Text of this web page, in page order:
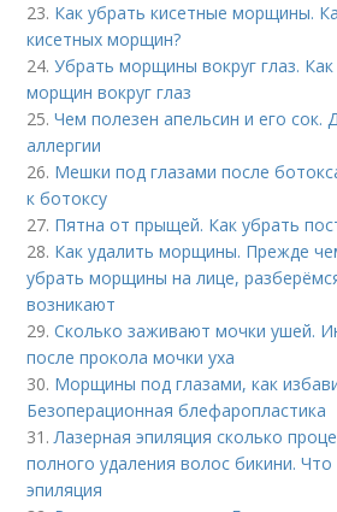
23. Как убрать кисетные морщины.
кисетных морщин?
24.Убрать морщины вокруг глаз.
морщин вокруг глаз
25.Чем полезен апельсин и его сок.
аллергии
26. Мешки под глазами после
к ботоксу
27. Пятна от прыщей. Как убрать
28. Как удалить морщины. Прежде
убрать морщины на лице,
возникают
29.Сколько заживают мочки ушей.
после прокола мочки уха
30. Морщины под глазами, как
Безоперационная блефаропластика
31.Лазерная эпиляция сколько
полного удаления волос бикини. Что
эпиляция